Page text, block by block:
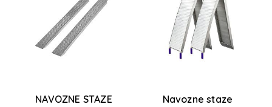
NAVOZNE STAZE
Navozne staze